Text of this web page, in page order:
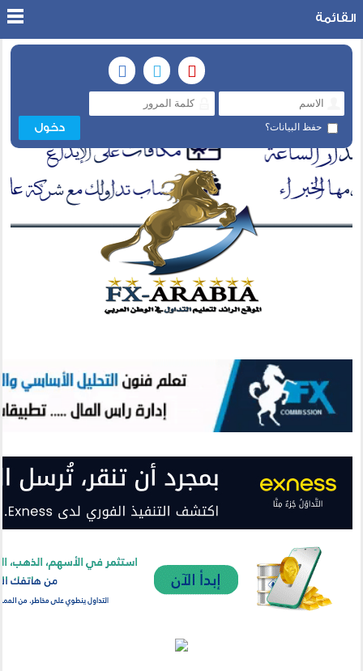
حفظ البيانات؟
القائمة